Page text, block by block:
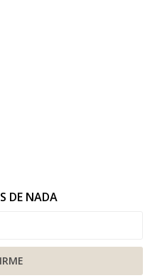
DE NADA